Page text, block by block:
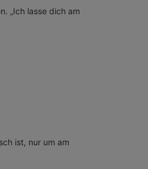
„Ich lasse dich am
ist, nur um am